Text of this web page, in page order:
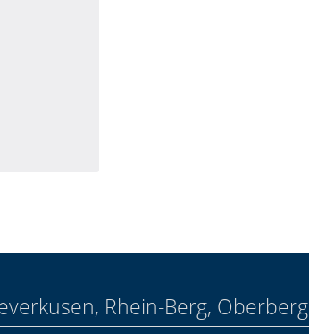
Rhein-Berg, Oberberg